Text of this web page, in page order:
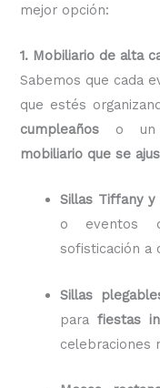
mejor opción:
1. Mobiliario de alta
Sabemos que cada
que estés
cumpleaños o
mobiliario que se
Sillas Tiffany y
o eventos
sofisticación a
Sillas
parafiestas
celebraciones